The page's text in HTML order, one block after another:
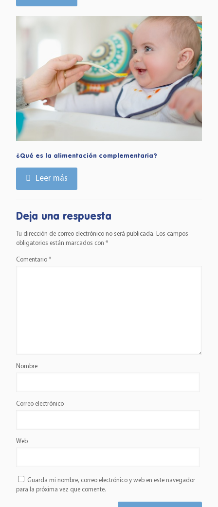
¿Qué es la alimentación complementaria?
Leer más
Deja una respuesta
Tu dirección de correo electrónico no será publicada.
Los campos
obligatorios están marcados con *
Comentario *
Nombre
Correo electrónico
Web
Guarda mi nombre, correo electrónico y web en este navegador
para la próxima vez que comente.